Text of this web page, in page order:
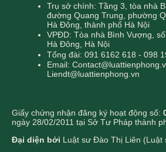
Trụ sở chính: Tầng 3, tòa nhà
đường Quang Trung, phường
Hà Đông, thành phố Hà Nội
VPĐD: Tòa nhà Bình Vượng,
Hà Đông, Hà Nội
Tổng đài: 091 6162 618 - 098
Email:
Liendt@luattienphong.vn
Giấy chứng nhận đăng ký hoạt động số:
ngày 28/02/2011 tại Sở Tư Pháp thành
Đại diện bởi Luật sư Đào Thị Liên (Luật